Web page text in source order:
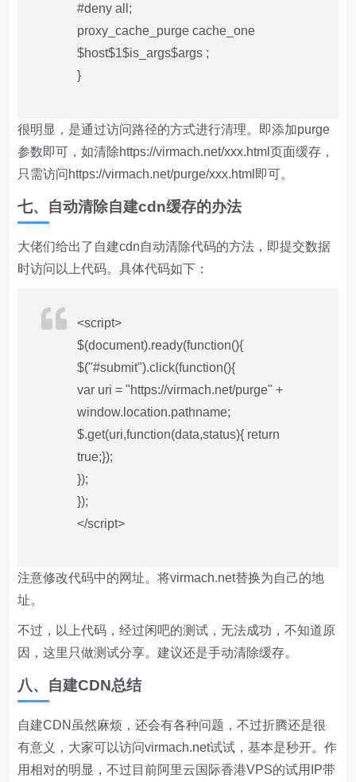
#deny all;
proxy_cache_purge cache_one
$host$1$is_args$args ;
}
很明显，是通过访问路径的方式进行清理。即添加purge
参数即可，如清除https://virmach.net/xxx.html页面缓存，
只需访问https://virmach.net/purge/xxx.html即可。
七、自动清除自建cdn缓存的办法
大佬们给出了自建cdn自动清除代码的方法，即提交数据
时访问以上代码。具体代码如下：
<script>
$(document).ready(function(){
$("#submit").click(function(){
var uri = "https://virmach.net/purge" +
window.location.pathname;
$.get(uri,function(data,status){ return
true;});
});
});
</script>
注意修改代码中的网址。将virmach.net替换为自己的地
址。
不过，以上代码，经过闲吧的测试，无法成功，不知道原
因，这里只做测试分享。建议还是手动清除缓存。
八、自建CDN总结
自建CDN虽然麻烦，还会有各种问题，不过折腾还是很
有意义，大家可以访问virmach.net试试，基本是秒开。作
用相对的明显，不过目前阿里云国际香港VPS的试用IP带